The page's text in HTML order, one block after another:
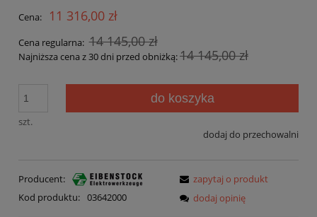
Cena: 11 316,00 zł
Cena regularna: 14 145,00 zł
Najniższa cena z 30 dni przed obniżką:14 145,00 zł
szt.
do koszyka
dodaj do przechowalni
Producent:
Kod produktu: 03642000
zapytaj o produkt
dodaj opinię